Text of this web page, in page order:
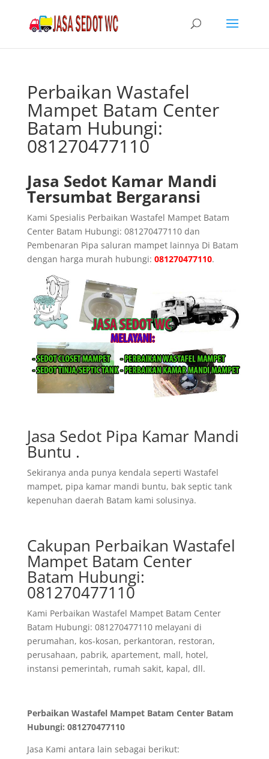
Perbaikan Wastafel
Mampet Batam Center
Batam Hubungi:
081270477110
Jasa Sedot Kamar Mandi
Tersumbat Bergaransi
Kami Spesialis Perbaikan Wastafel Mampet Batam
Center Batam Hubungi: 081270477110 dan
Pembenaran Pipa saluran mampet lainnya Di Batam
dengan harga murah hubungi: 081270477110.
Jasa Sedot Pipa Kamar Mandi
Buntu .
Sekiranya anda punya kendala seperti Wastafel
mampet, pipa kamar mandi buntu, bak septic tank
kepenuhan daerah Batam kami solusinya.
Cakupan Perbaikan Wastafel
Mampet Batam Center
Batam Hubungi:
081270477110
Kami Perbaikan Wastafel Mampet Batam Center
Batam Hubungi: 081270477110 melayani di
perumahan, kos-kosan, perkantoran, restoran,
perusahaan, pabrik, apartement, mall, hotel,
instansi pemerintah, rumah sakit, kapal, dll.
Perbaikan Wastafel Mampet Batam Center Batam
Hubungi: 081270477110
Jasa Kami antara lain sebagai berikut: